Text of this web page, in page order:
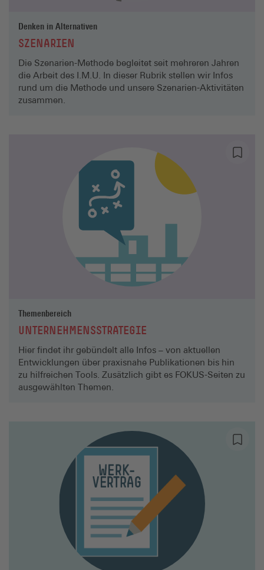
Denken in Alternativen
SZENARIEN
Die Szenarien-Methode begleitet seit mehreren Jahren
die Arbeit des I.M.U. In dieser Rubrik stellen wir Infos
rund um die Methode und unsere Szenarien-Aktivitäten
zusammen.
Themenbereich
UNTERNEHMENSSTRATEGIE
Hier findet ihr gebündelt alle Infos – von aktuellen
Entwicklungen über praxisnahe Publikationen bis hin
zu hilfreichen Tools. Zusätzlich gibt es FOKUS-Seiten zu
ausgewählten Themen.